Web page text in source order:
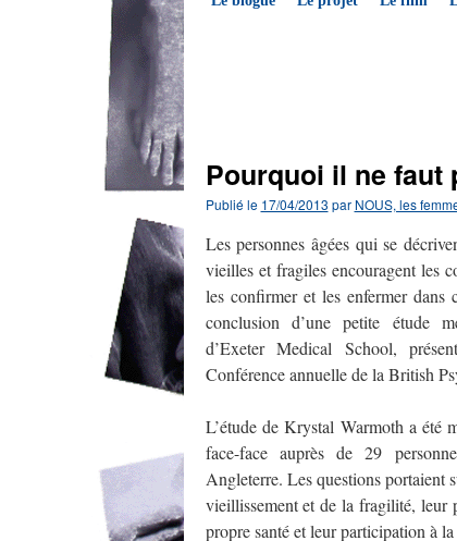
Pourquoi il ne faut
Publié le 17/04/2013 par NOUS, les
Les personnes âgées qui se
vieilles et fragiles encouragent les
les confirmer et les enfermer dans
conclusion d’une petite étude
d’Exeter Medical School,
Conférence annuelle de la British
L’étude de Krystal Warmoth a été
face-face auprès de 29
Angleterre. Les questions portaient
vieillissement et de la fragilité, leur
propre santé et leur participation à